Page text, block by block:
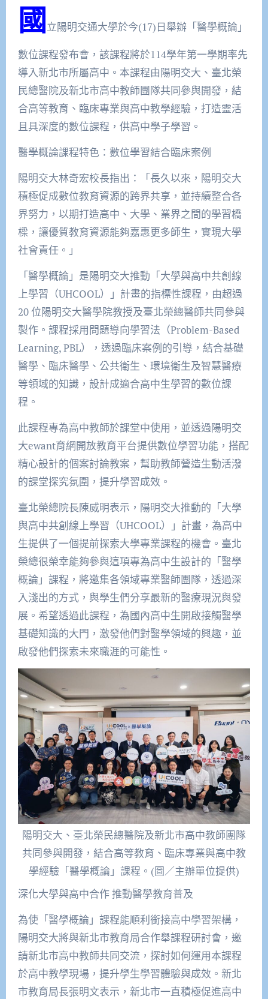
國 立陽明交通大學於今(17)日舉辦「醫學概論」
數位課程發布會，該課程將於114學年第一學期率先
導入新北市所屬高中。本課程由陽明交大、臺北榮
民總醫院及新北市高中教師團隊共同參與開發，結
合高等教育、臨床專業與高中教學經驗，打造靈活
且具深度的數位課程，供高中學子學習。
醫學概論課程特色：數位學習結合臨床案例
陽明交大林奇宏校長指出：「長久以來，陽明交大
積極促成數位教育資源的跨界共享，並持續整合各
界努力，以期打造高中、大學、業界之間的學習橋
樑，讓優質教育資源能夠嘉惠更多師生，實現大學
社會責任。」
「醫學概論」是陽明交大推動「大學與高中共創線
上學習（UHCOOL）」計畫的指標性課程，由超過
20 位陽明交大醫學院教授及臺北榮總醫師共同參與
製作。課程採用問題導向學習法（Problem-Based
Learning, PBL），透過臨床案例的引導，結合基礎
醫學、臨床醫學、公共衛生、環境衛生及智慧醫療
等領域的知識，設計成適合高中生學習的數位課
程。
此課程專為高中教師於課堂中使用，並透過陽明交
大ewant育網開放教育平台提供數位學習功能，搭配
精心設計的個案討論教案，幫助教師營造生動活潑
的課堂探究氛圍，提升學習成效。
臺北榮總院長陳威明表示，陽明交大推動的「大學
與高中共創線上學習（UHCOOL）」計畫，為高中
生提供了一個提前探索大學專業課程的機會。臺北
榮總很榮幸能夠參與這項專為高中生設計的「醫學
概論」課程，將邀集各領域專業醫師團隊，透過深
入淺出的方式，與學生們分享最新的醫療現況與發
展。希望透過此課程，為國內高中生開啟接觸醫學
基礎知識的大門，激發他們對醫學領域的興趣，並
啟發他們探索未來職涯的可能性。
陽明交大、臺北榮民總醫院及新北市高中教師團隊
共同參與開發，結合高等教育、臨床專業與高中教
學經驗「醫學概論」課程。(圖／主辦單位提供)
深化大學與高中合作 推動醫學教育普及
為使「醫學概論」課程能順利銜接高中學習架構，
陽明交大將與新北市教育局合作舉課程研討會，邀
請新北市高中教師共同交流，探討如何運用本課程
於高中教學現場，提升學生學習體驗與成效。新北
市教育局長張明文表示，新北市一直積極促進高中